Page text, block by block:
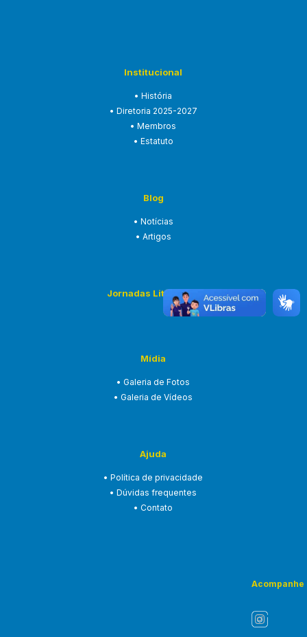
Institucional
• História
• Diretoria 2025-2027
• Membros
• Estatuto
Blog
• Notícias
• Artigos
Jornadas Litúrgicas
Mídia
• Galeria de Fotos
• Galeria de Vídeos
Ajuda
• Política de privacidade
• Dúvidas frequentes
• Contato
Acompanhe